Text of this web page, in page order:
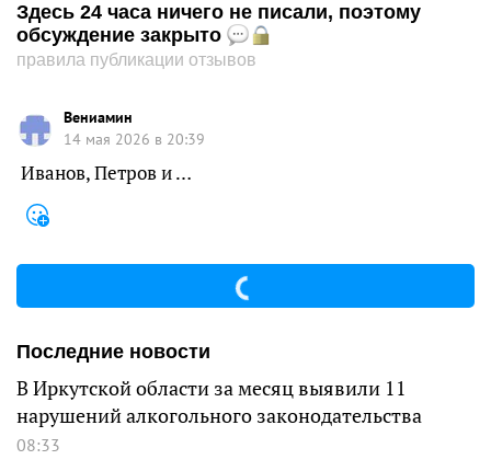
Здесь 24 часа ничего не писали, поэтому
обсуждение закрыто
правила публикации отзывов
Вениамин
14 мая 2026 в 20:39
Иванов, Петров и …
Последние новости
В Иркутской области за месяц выявили 11
нарушений алкогольного законодательства
08:33